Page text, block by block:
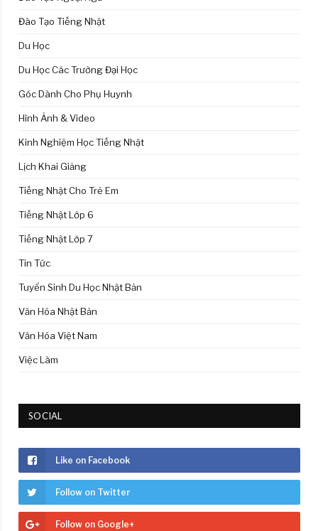
Đào Tạo Tiếng Nhật
Du Học
Du Học Các Trường Đại Học
Góc Dành Cho Phụ Huynh
Hình Ảnh & Video
Kinh Nghiệm Học Tiếng Nhật
Lịch Khai Giảng
Tiếng Nhật Cho Trẻ Em
Tiếng Nhật Lớp 6
Tiếng Nhật Lớp 7
Tin Tức
Tuyển Sinh Du Học Nhật Bản
Văn Hóa Nhật Bản
Văn Hóa Việt Nam
Việc Làm
SOCIAL
Like on Facebook
Follow on Twitter
Follow on Google+